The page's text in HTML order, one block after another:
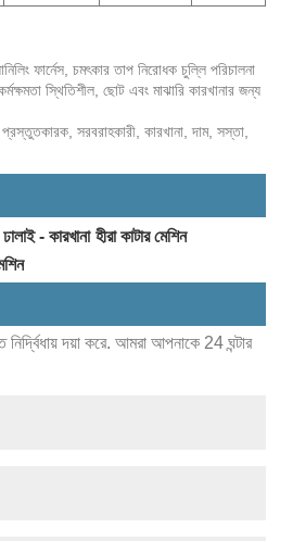
ফার্নেস, চমৎকার তাপ নিরোধক চুল্লি পরিচালনা
স্থিতিশীল, ছোট এবং মাঝারি কারখানার জন্য
সরবরাহকারী, কারখানা, দাম, সস্তা,
ঢালাই - কারখানা হীরা কাটার মেশিন
দয়া করে. আমরা আপনাকে 24 ঘন্টার